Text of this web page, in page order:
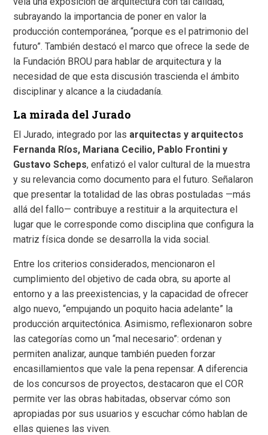
subrayando la importancia de poner en valor la
producción contemporánea, “porque es el patrimonio del
futuro”. También destacó el marco que ofrece la sede de
la Fundación BROU para hablar de arquitectura y la
necesidad de que esta discusión trascienda el ámbito
disciplinar y alcance a la ciudadanía.
La mirada del Jurado
El Jurado, integrado por las arquitectas y arquitectos
Fernanda Ríos, Mariana Cecilio, Pablo Frontini y
Gustavo Scheps, enfatizó el valor cultural de la muestra
y su relevancia como documento para el futuro. Señalaron
que presentar la totalidad de las obras postuladas —más
allá del fallo— contribuye a restituir a la arquitectura el
lugar que le corresponde como disciplina que configura la
matriz física donde se desarrolla la vida social.
Entre los criterios considerados, mencionaron el
cumplimiento del objetivo de cada obra, su aporte al
entorno y a las preexistencias, y la capacidad de ofrecer
algo nuevo, “empujando un poquito hacia adelante” la
producción arquitectónica. Asimismo, reflexionaron sobre
las categorías como un “mal necesario”: ordenan y
permiten analizar, aunque también pueden forzar
encasillamientos que vale la pena repensar.A diferencia
de los concursos de proyectos, destacaron que el COR
permite ver las obras habitadas, observar cómo son
apropiadas por sus usuarios y escuchar cómo hablan de
ellas quienes las viven.